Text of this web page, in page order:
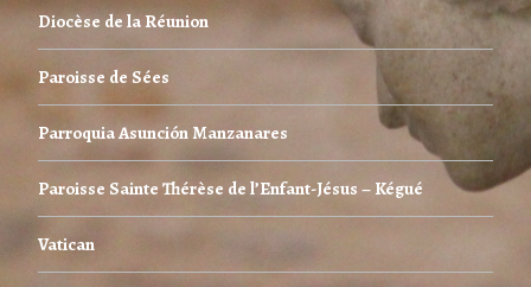
Diocèse de la Réunion
Paroisse de Sées
Parroquia Asunción Manzanares
Paroisse Sainte Thérèse de l’Enfant-Jésus – Kégué
Vatican